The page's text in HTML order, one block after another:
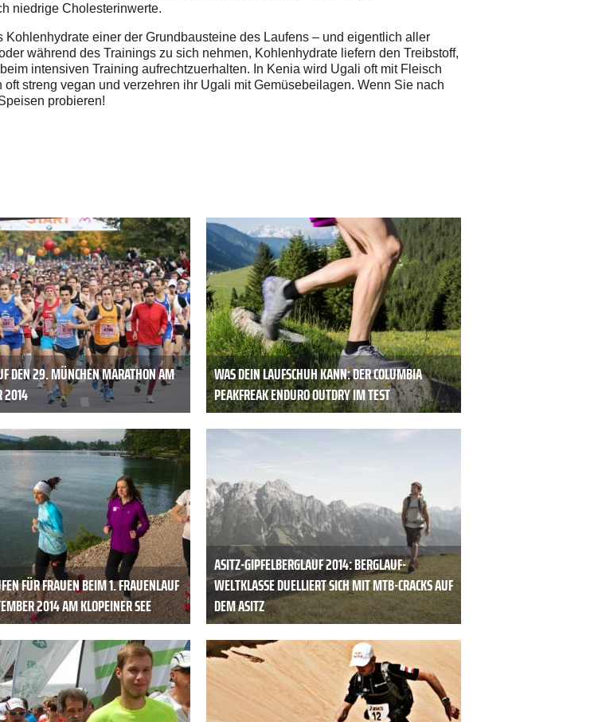
niedrige Cholesterinwerte.
einer der Grundbausteine des Laufens – und eigentlich aller
während des Trainings zu sich nehmen, Kohlenhydrate liefern den Treibstoff,
intensiven Training aufrechtzuerhalten. In Kenia wird Ugali oft mit Fleisch
streng vegan und verzehren ihr Ugali mit Gemüsebeilagen. Wenn Sie nach
probieren!
DEN 29. MÜNCHEN MARATHON AM
2014
WAS DEIN LAUFSCHUH KANN: DER COLUMBIA
PEAKFREAK ENDURO OUTDRY IM TEST
FÜR FRAUEN BEIM 1. FRAUENLAUF
2014 AM KLOPEINER SEE
ASITZ-GIPFELBERGLAUF 2014: BERGLAUF-
WELTKLASSE DUELLIERT SICH MIT MTB-CRACKS AUF
DEM ASITZ